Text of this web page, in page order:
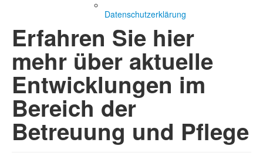
Datenschutzerklärung
Erfahren Sie hier
mehr über aktuelle
Entwicklungen im
Bereich der
Betreuung und Pflege